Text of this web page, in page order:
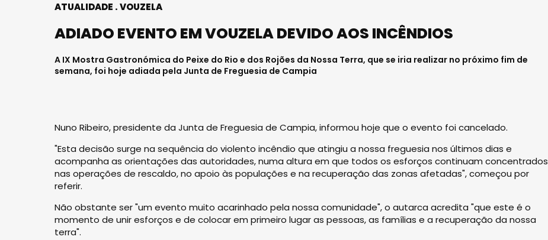
ATUALIDADE VOUZELA
ADIADO EVENTO EM VOUZELA DEVIDO AOS INCÊNDIOS
A IX Mostra Gastronómica do Peixe do Rio e dos Rojões da Nossa Terra, que se iria realizar no próximo fim de
semana, foi hoje adiada pela Junta de Freguesia de Campia
Nuno Ribeiro, presidente da Junta de Freguesia de Campia, informou hoje que o evento foi cancelado.
"Esta decisão surge na sequência do violento incêndio que atingiu a nossa freguesia nos últimos dias e
acompanha as orientações das autoridades, numa altura em que todos os esforços continuam concentrados
nas operações de rescaldo, no apoio às populações e na recuperação das zonas afetadas", começou por
referir.
Não obstante ser "um evento muito acarinhado pela nossa comunidade", o autarca acredita "que este é o
momento de unir esforços e de colocar em primeiro lugar as pessoas, as famílias e a recuperação da nossa
terra".